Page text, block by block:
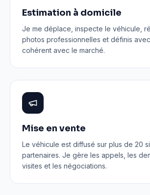
Estimation à domicile
Je me déplace, inspecte le véhicule,
photos professionnelles et définis
cohérent avec le marché.
Mise en vente
Le véhicule est diffusé sur plus de 20
partenaires. Je gère les appels, les
visites et les négociations.